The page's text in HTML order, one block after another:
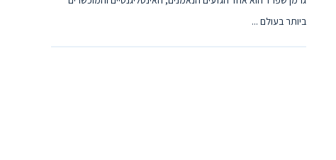
ביותר בעולם ...